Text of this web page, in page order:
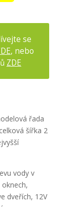
se
, nebo
ZDE
řada
šířka 2
vody v
dveřích, 12V